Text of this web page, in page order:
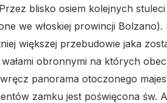
blisko osiem kolejnych stuleci
we włoskiej prowincji
większej przebudowie jaka
obronnymi na których
panorama otoczonego
zamku jest poświęcona św.